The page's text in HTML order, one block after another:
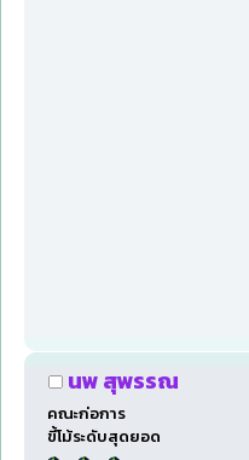
นพ สุพรรณ
คณะก่อการ
ขี้โม้ระดับสุดยอด